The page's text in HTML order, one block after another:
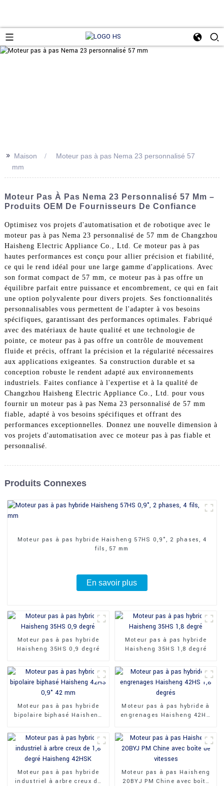
>> Maison
Moteur pas à pas Nema 23 personnalisé 57
mm
Moteur Pas À Pas Nema 23 Personnalisé 57 Mm –
Produits OEM De Fournisseurs De Confiance
Optimisez vos projets d'automatisation et de robotique avec le
moteur pas à pas Nema 23 personnalisé de 57 mm de Changzhou
Haisheng Electric Appliance Co., Ltd. Ce moteur pas à pas
hautes performances est conçu pour allier précision et fiabilité,
ce qui le rend idéal pour une large gamme d'applications. Avec
son format compact de 57 mm, ce moteur pas à pas offre un
équilibre parfait entre puissance et encombrement, ce qui en fait
une option polyvalente pour divers projets. Ses fonctionnalités
personnalisables vous permettent de l'adapter à vos besoins
spécifiques, garantissant des performances optimales. Fabriqué
avec des matériaux de haute qualité et une technologie de
pointe, ce moteur pas à pas offre un contrôle de mouvement
fluide et précis, offrant la précision et la régularité nécessaires
aux applications exigeantes. Sa construction durable et sa
conception robuste le rendent adapté aux environnements
industriels. Faites confiance à l'expertise et à la qualité de
Changzhou Haisheng Electric Appliance Co., Ltd. pour vous
fournir un moteur pas à pas Nema 23 personnalisé de 57 mm
fiable, adapté à vos besoins spécifiques et offrant des
performances exceptionnelles. Donnez une nouvelle dimension à
vos projets d'automatisation avec ce moteur pas à pas fiable et
personnalisé.
Produits Connexes
Moteur pas à pas hybride Haisheng 57HS 0,9°, 2 phases, 4
fils, 57 mm
En savoir plus
Moteur pas à pas hybride
Haisheng 35HS 0,9 degré
Moteur pas à pas hybride
Haisheng 35HS 1,8 degré
Moteur pas à pas hybride
bipolaire biphasé Haisheng
Moteur pas à pas hybride à
engrenages Haisheng 42HS
Moteur pas à pas hybride
industriel à arbre creux de
Moteur pas à pas Haisheng
20BYJ PM Chine avec boîte